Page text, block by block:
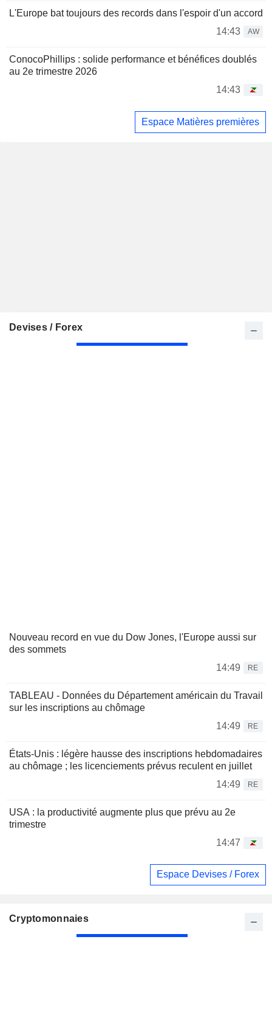
L'Europe bat toujours des records dans l'espoir d'un accord
14:43
AW
ConocoPhillips : solide performance et bénéfices doublés
au 2e trimestre 2026
14:43
Espace Matières premières
Devises / Forex
Nouveau record en vue du Dow Jones, l'Europe aussi sur
des sommets
14:49
RE
TABLEAU - Données du Département américain du Travail
sur les inscriptions au chômage
14:49
RE
États-Unis : légère hausse des inscriptions hebdomadaires
au chômage ; les licenciements prévus reculent en juillet
14:49
RE
USA : la productivité augmente plus que prévu au 2e
trimestre
14:47
Espace Devises / Forex
Cryptomonnaies